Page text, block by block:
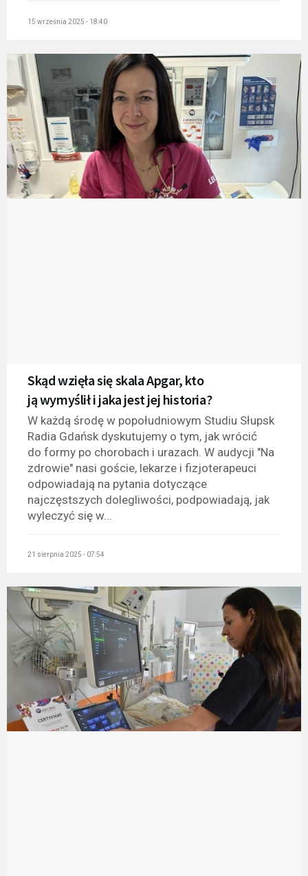
15 września 2025 - 18:40
Skąd wzięła się skala Apgar, kto
ją wymyślił i jaka jest jej historia?
W każdą środę w popołudniowym Studiu Słupsk
Radia Gdańsk dyskutujemy o tym, jak wrócić
do formy po chorobach i urazach. W audycji "Na
zdrowie" nasi goście, lekarze i fizjoterapeuci
odpowiadają na pytania dotyczące
najczęstszych dolegliwości, podpowiadają, jak
wyleczyć się w...
21 sierpnia 2025 - 07:54